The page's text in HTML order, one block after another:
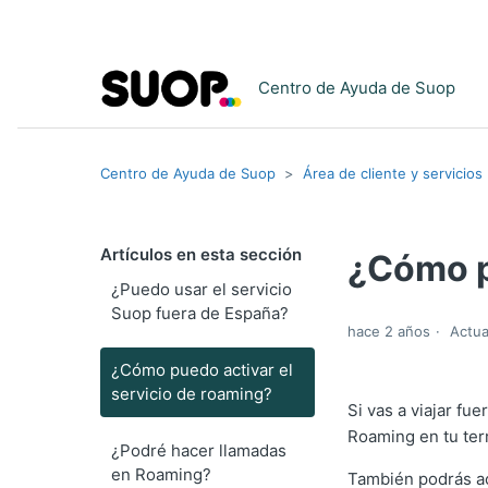
Centro de Ayuda de Suop
Centro de Ayuda de Suop Área de cliente y servicios
Artículos en esta sección
¿Puedo usar el servicio
Suop fuera de España?
¿Cómo puedo activar el
servicio de roaming?
¿Podré hacer llamadas
en Roaming?
¿Cómo
hace 2 años
Si vas a viajar
Roaming en tu
También podrás